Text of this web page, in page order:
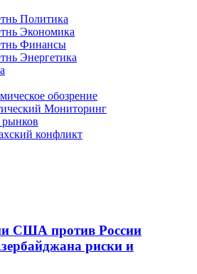
Политика
Экономика
Финансы
Энергетика
обозрение
Мониторинг
конфликт
США против России
риски и